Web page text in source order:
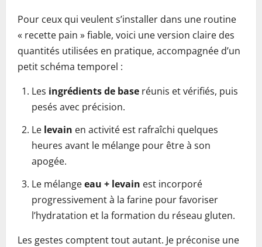
Pour ceux qui veulent s’installer dans une routine
« recette pain » fiable, voici une version claire des
quantités utilisées en pratique, accompagnée d’un
petit schéma temporel :
Les ingrédients de base réunis et vérifiés, puis
pesés avec précision.
Le levain en activité est rafraîchi quelques
heures avant le mélange pour être à son
apogée.
Le mélangeeau + levain est incorporé
progressivement à la farine pour favoriser
l’hydratation et la formation du réseau gluten.
Les gestes comptent tout autant. Je préconise une